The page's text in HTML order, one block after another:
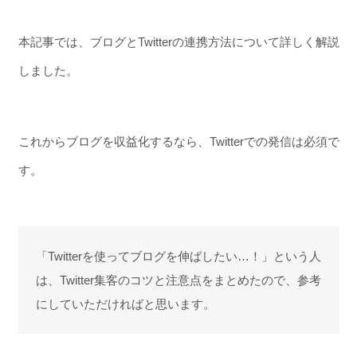
本記事では、ブログとTwitterの連携方法について詳しく解説
しました。
これからブログを収益化するなら、Twitterでの発信は必須で
す。
「Twitterを使ってブログを伸ばしたい…！」という人
は、Twitter集客のコツと注意点をまとめたので、参考
にしていただければと思います。